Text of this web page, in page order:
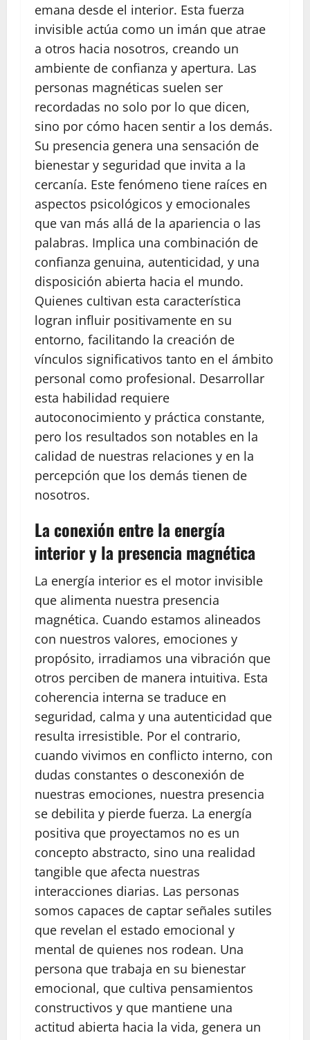
emana desde el interior. Esta fuerza
invisible actúa como un imán que atrae
a otros hacia nosotros, creando un
ambiente de confianza y apertura. Las
personas magnéticas suelen ser
recordadas no solo por lo que dicen,
sino por cómo hacen sentir a los demás.
Su presencia genera una sensación de
bienestar y seguridad que invita a la
cercanía. Este fenómeno tiene raíces en
aspectos psicológicos y emocionales
que van más allá de la apariencia o las
palabras. Implica una combinación de
confianza genuina, autenticidad, y una
disposición abierta hacia el mundo.
Quienes cultivan esta característica
logran influir positivamente en su
entorno, facilitando la creación de
vínculos significativos tanto en el ámbito
personal como profesional. Desarrollar
esta habilidad requiere
autoconocimiento y práctica constante,
pero los resultados son notables en la
calidad de nuestras relaciones y en la
percepción que los demás tienen de
nosotros.
La conexión entre la energía
interior y la presencia magnética
La energía interior es el motor invisible
que alimenta nuestra presencia
magnética. Cuando estamos alineados
con nuestros valores, emociones y
propósito, irradiamos una vibración que
otros perciben de manera intuitiva. Esta
coherencia interna se traduce en
seguridad, calma y una autenticidad que
resulta irresistible. Por el contrario,
cuando vivimos en conflicto interno, con
dudas constantes o desconexión de
nuestras emociones, nuestra presencia
se debilita y pierde fuerza. La energía
positiva que proyectamos no es un
concepto abstracto, sino una realidad
tangible que afecta nuestras
interacciones diarias. Las personas
somos capaces de captar señales sutiles
que revelan el estado emocional y
mental de quienes nos rodean. Una
persona que trabaja en su bienestar
emocional, que cultiva pensamientos
constructivos y que mantiene una
actitud abierta hacia la vida, genera un